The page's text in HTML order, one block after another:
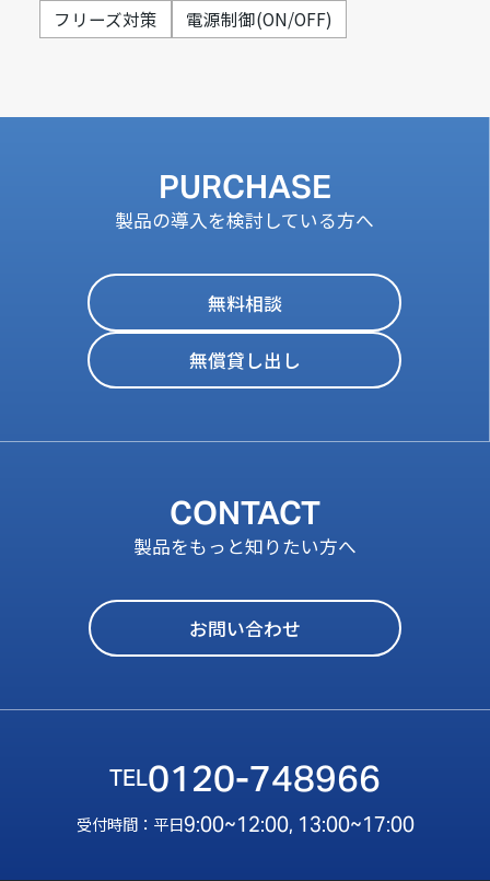
フリーズ対策 電源制御(ON/OFF)
PURCHASE
製品の導入を検討している方へ
無料相談
無償貸し出し
CONTACT
製品をもっと知りたい方へ
お問い合わせ
0120-748966
受付時間：平日9:00~12:00, 13:00~17:00